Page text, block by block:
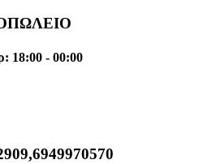
18:00 - 00:00